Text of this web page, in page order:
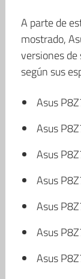
A parte de
mostrado,
versiones de
según sus
Asus
Asus
Asus
Asus
Asus
Asus
Asus